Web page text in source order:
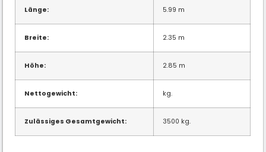
Länge: 5.99 m
Breite: 2.35 m
Höhe: 2.85 m
Nettogewicht: kg.
Zulässiges Gesamtgewicht: 3500 kg.